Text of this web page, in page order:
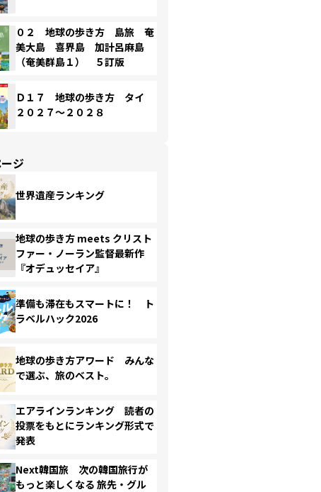
０２ 地球の歩き方 島旅 奄
美大島 喜界島 加計呂麻島
（奄美群島１） ５訂版
Ｄ１７ 地球の歩き方 タイ
２０２７～２０２８
ジ
世界遺産ランキング
地球の歩き方 meets クリスト
ファー・ノーラン監督最新作
『オデュッセイア』
準備も滞在もスマートに！ ト
ラベルハック2026
地球の歩き方アワード みんな
で選ぶ、旅のベスト。
エアラインランキング 読者の
投票をもとにランキング形式で
発表
Next韓国旅 次の韓国旅行が
もっと楽しくなる 旅先・グル